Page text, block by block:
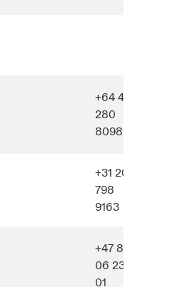
+64 4
280
8098
+31 20
798
9163
+47 80
06 23
01